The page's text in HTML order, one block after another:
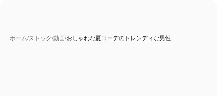
ホーム/ストック/動画/おしゃれな夏コーデのトレンディな男性